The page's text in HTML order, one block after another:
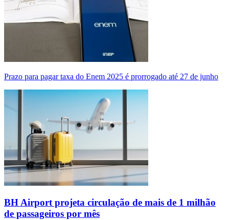
Prazo para pagar taxa do Enem 2025 é prorrogado até 27 de junho
BH Airport projeta circulação de mais de 1 milhão
de passageiros por mês